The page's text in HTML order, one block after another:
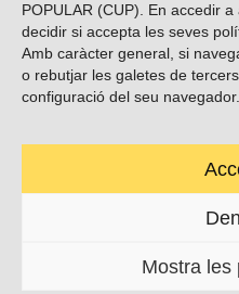
POPULAR (CUP). En accedir
decidir si accepta les seves
Amb caràcter general, si
o rebutjar les galetes de
configuració del seu navegador.
Mostra les
Troba’ns a
Carrer Casp